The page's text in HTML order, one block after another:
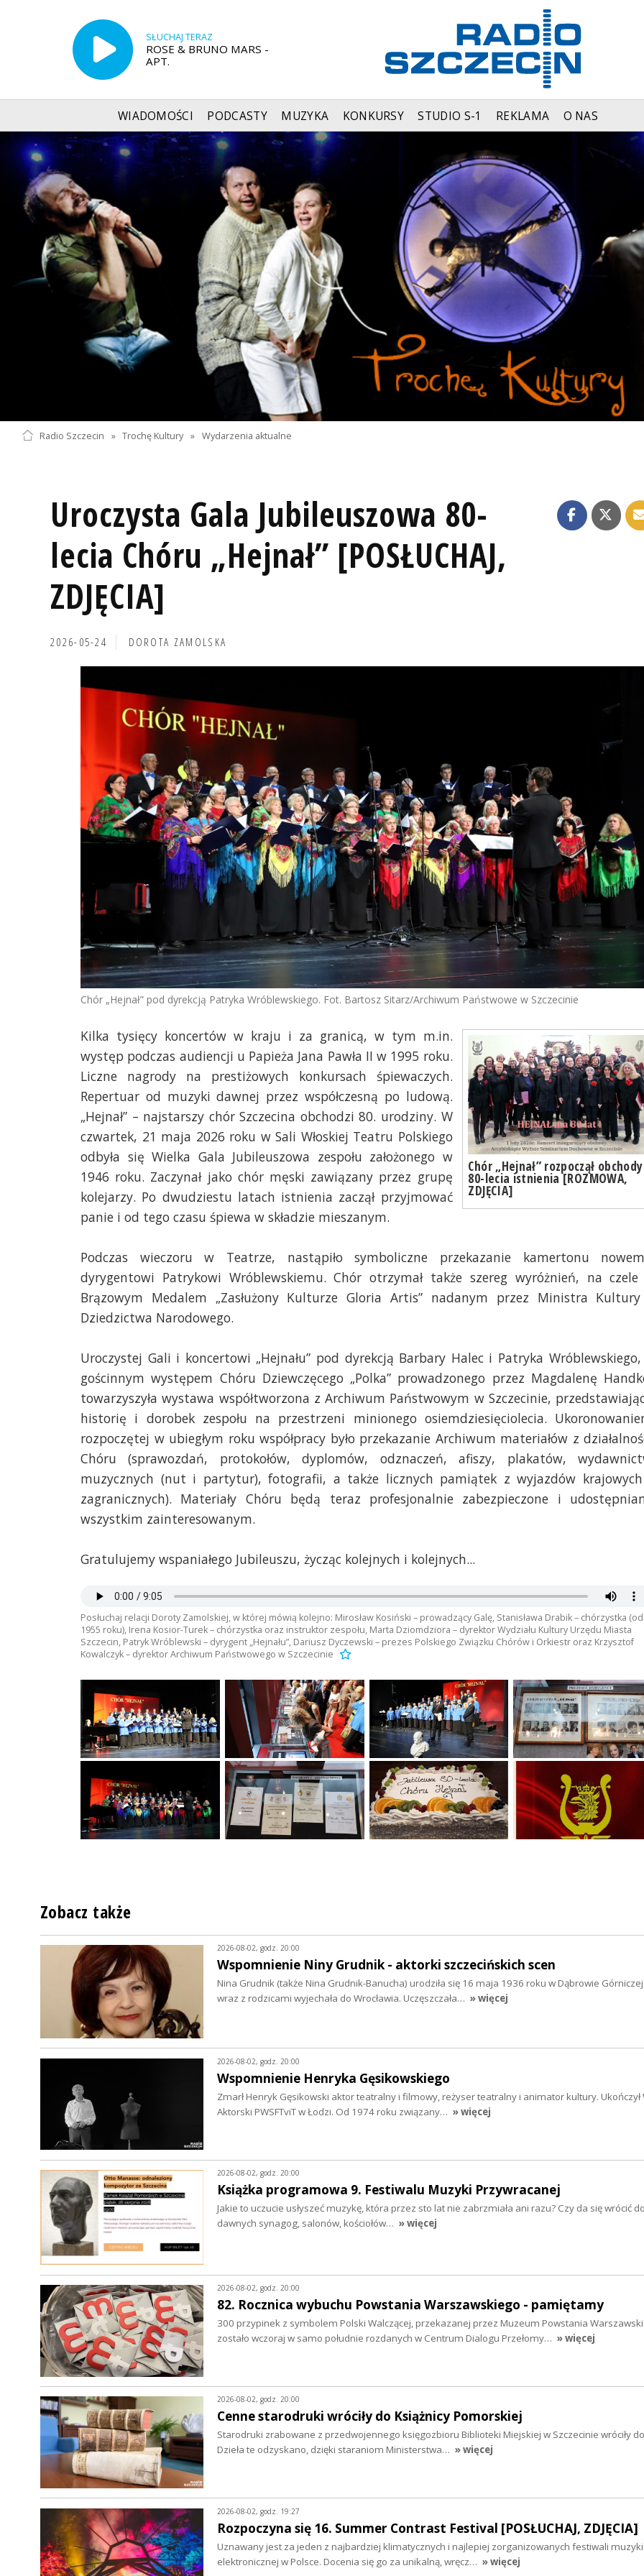
SŁUCHAJ TERAZ
ROSE & BRUNO MARS -
APT.
WIADOMOŚCI PODCASTY MUZYKA KONKURSY STUDIO S-1 REKLAMA O NAS
Radio Szczecin » Trochę Kultury » Wydarzenia aktualne
Uroczysta Gala Jubileuszowa 80-
lecia Chóru „Hejnał” [POSŁUCHAJ,
ZDJĘCIA]
2026-05-24 DOROTA ZAMOLSKA
Chór „Hejnał” pod dyrekcją Patryka Wróblewskiego. Fot. Bartosz Sitarz/Archiwum Państwowe w Szczecinie
Chór „Hejnał” rozpoczął obchody
80-lecia istnienia [ROZMOWA,
ZDJĘCIA]
Kilka tysięcy koncertów w kraju i za granicą, w tym m.in.
występ podczas audiencji u Papieża Jana Pawła II w 1995 roku.
Liczne nagrody na prestiżowych konkursach śpiewaczych.
Repertuar od muzyki dawnej przez współczesną po ludową.
„Hejnał” – najstarszy chór Szczecina obchodzi 80. urodziny. W
czwartek, 21 maja 2026 roku w Sali Włoskiej Teatru Polskiego
odbyła się Wielka Gala Jubileuszowa zespołu założonego w
1946 roku. Zaczynał jako chór męski zawiązany przez grupę
kolejarzy. Po dwudziestu latach istnienia zaczął przyjmować
panie i od tego czasu śpiewa w składzie mieszanym.
Podczas wieczoru w Teatrze, nastąpiło symboliczne przekazanie kamertonu
dyrygentowi Patrykowi Wróblewskiemu. Chór otrzymał także szereg wyróżnień, na czele
Brązowym Medalem „Zasłużony Kulturze Gloria Artis” nadanym przez Ministra
Dziedzictwa Narodowego.
Uroczystej Gali i koncertowi „Hejnału” pod dyrekcją Barbary Halec i Patryka
gościnnym występem Chóru Dziewczęcego „Polka” prowadzonego przez Magdalenę
towarzyszyła wystawa współtworzona z Archiwum Państwowym w Szczecinie,
historię i dorobek zespołu na przestrzeni minionego osiemdziesięciolecia.
rozpoczętej w ubiegłym roku współpracy było przekazanie Archiwum materiałów z
Chóru (sprawozdań, protokołów, dyplomów, odznaczeń, afiszy, plakatów,
muzycznych (nut i partytur), fotografii, a także licznych pamiątek z wyjazdów
zagranicznych). Materiały Chóru będą teraz profesjonalnie zabezpieczone i
wszystkim zainteresowanym.
Gratulujemy wspaniałego Jubileuszu, życząc kolejnych i kolejnych...
Posłuchaj relacji Doroty Zamolskiej, w której mówią kolejno: Mirosław Kosiński – prowadzący Galę, Stanisława Drabik – chórzystka (od
1955 roku), Irena Kosior-Turek – chórzystka oraz instruktor zespołu, Marta Dziomdziora – dyrektor Wydziału Kultury Urzędu Miasta
Szczecin, Patryk Wróblewski – dyrygent „Hejnału”, Dariusz Dyczewski – prezes Polskiego Związku Chórów i Orkiestr oraz Krzysztof
Kowalczyk – dyrektor Archiwum Państwowego w Szczecinie
Zobacz także
2026-08-02, godz. 20:00
Wspomnienie Niny Grudnik - aktorki szczecińskich scen
Nina Grudnik (także Nina Grudnik-Banucha) urodziła się 16 maja 1936 roku w Dąbrowie
wraz z rodzicami wyjechała do Wrocławia. Uczęszczała… » więcej
2026-08-02, godz. 20:00
Wspomnienie Henryka Gęsikowskiego
Zmarł Henryk Gęsikowski aktor teatralny i filmowy, reżyser teatralny i animator kultury. Ukończył
Aktorski PWSFTviT w Łodzi. Od 1974 roku związany… » więcej
2026-08-02, godz. 20:00
Książka programowa 9. Festiwalu Muzyki Przywracanej
Jakie to uczucie usłyszeć muzykę, która przez sto lat nie zabrzmiała ani razu? Czy da się wrócić
dawnych synagog, salonów, kościołów… » więcej
2026-08-02, godz. 20:00
82. Rocznica wybuchu Powstania Warszawskiego - pamiętamy
300 przypinek z symbolem Polski Walczącej, przekazanej przez Muzeum Powstania
zostało wczoraj w samo południe rozdanych w Centrum Dialogu Przełomy… » więcej
2026-08-02, godz. 20:00
Cenne starodruki wróciły do Książnicy Pomorskiej
Starodruki zrabowane z przedwojennego księgozbioru Biblioteki Miejskiej w Szczecinie wróciły
Dzieła te odzyskano, dzięki staraniom Ministerstwa… » więcej
2026-08-02, godz. 19:27
Rozpoczyna się 16. Summer Contrast Festival [POSŁUCHAJ, ZDJĘCIA]
Uznawany jest za jeden z najbardziej klimatycznych i najlepiej zorganizowanych festiwali muzyki
elektronicznej w Polsce. Docenia się go za unikalną, wręcz… » więcej